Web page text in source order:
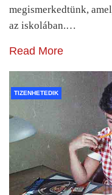
megismerkedtünk,
az iskolában.…
Read More
TIZENHETEDIK